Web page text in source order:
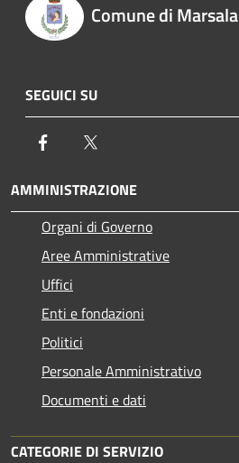
Comune di Marsala
SEGUICI SU
Facebook
AMMINISTRAZIONE
Organi di Governo
Aree Amministrative
Uffici
Enti e fondazioni
Politici
Personale Amministrativo
Documenti e dati
CATEGORIE DI SERVIZIO